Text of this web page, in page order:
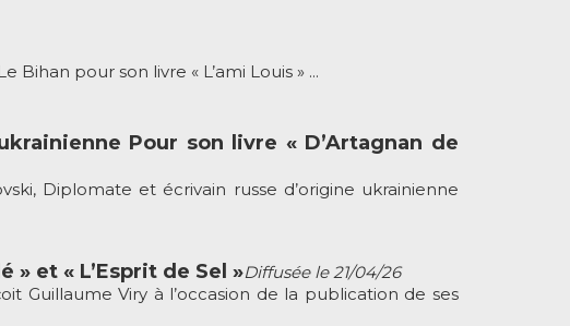
Bihan pour son livre « L’ami Louis » ...
Pour son livre « D’Artagnan de
Diplomate et écrivain russe d’origine ukrainienne
» et « L’Esprit de Sel »Diffusée le 21/04/26
Guillaume Viry à l’occasion de la publication de ses